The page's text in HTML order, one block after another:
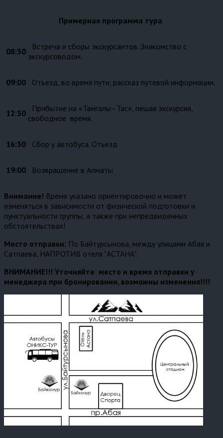
Примерная программа тура
08:30
Встреча и сборы экскурсантов. Знакомство с
экскурсоводом.
09:00 Отъезд, во время пути, рассказ путевой информации.
12:30
Прибытие на «Тамгалы–Тас», пешая экскурсия,
свободное время.
16:30 Сбор у автобуса. Отъезд
19:00 Возвращение в Алматы
Внимание! Время указано ориентировочно и может
изменяться в зависимости от физической подготовки и
пунктуальности группы, а также при непредвиденных
обстоятельствах!
Место отправки: По Байтурсынова, между улицами Абая и
Сатпаева, НАПРОТИВ отеля "АСТАНА".
ВНИМАНИЕ!!! Уточняйте место и время отправки у
менеджера при бронировании, возможны изменения!!!!